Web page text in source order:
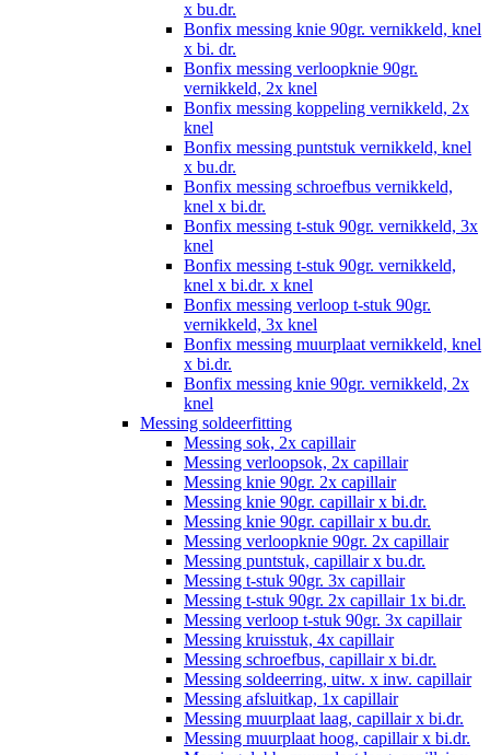
x bu.dr.
Bonfix messing knie 90gr. vernikkeld, knel
x bi. dr.
Bonfix messing verloopknie 90gr.
vernikkeld, 2x knel
Bonfix messing koppeling vernikkeld, 2x
knel
Bonfix messing puntstuk vernikkeld, knel
x bu.dr.
Bonfix messing schroefbus vernikkeld,
knel x bi.dr.
Bonfix messing t-stuk 90gr. vernikkeld, 3x
knel
Bonfix messing t-stuk 90gr. vernikkeld,
knel x bi.dr. x knel
Bonfix messing verloop t-stuk 90gr.
vernikkeld, 3x knel
Bonfix messing muurplaat vernikkeld, knel
x bi.dr.
Bonfix messing knie 90gr. vernikkeld, 2x
knel
Messing soldeerfitting
Messing sok, 2x capillair
Messing verloopsok, 2x capillair
Messing knie 90gr. 2x capillair
Messing knie 90gr. capillair x bi.dr.
Messing knie 90gr. capillair x bu.dr.
Messing verloopknie 90gr. 2x capillair
Messing puntstuk, capillair x bu.dr.
Messing t-stuk 90gr. 3x capillair
Messing t-stuk 90gr. 2x capillair 1x bi.dr.
Messing verloop t-stuk 90gr. 3x capillair
Messing kruisstuk, 4x capillair
Messing schroefbus, capillair x bi.dr.
Messing soldeerring, uitw. x inw. capillair
Messing afsluitkap, 1x capillair
Messing muurplaat laag, capillair x bi.dr.
Messing muurplaat hoog, capillair x bi.dr.